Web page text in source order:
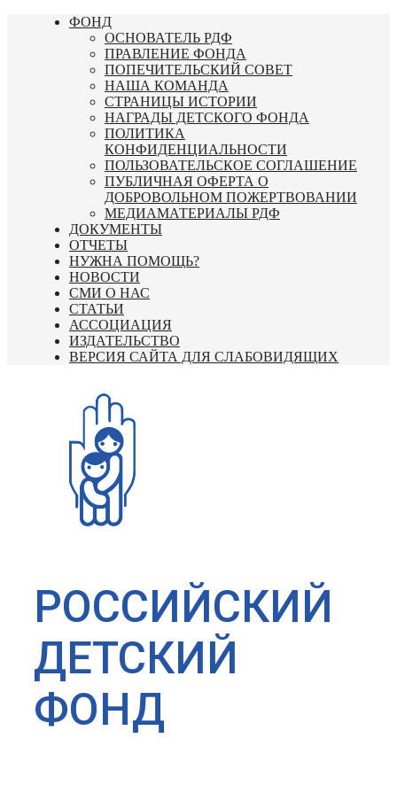
Перейти
ФОНД
ОСНОВАТЕЛЬ РДФ
ПРАВЛЕНИЕ ФОНДА
ПОПЕЧИТЕЛЬСКИЙ СОВЕТ
НАША КОМАНДА
СТРАНИЦЫ ИСТОРИИ
НАГРАДЫ ДЕТСКОГО ФОНДА
ПОЛИТИКА
КОНФИДЕНЦИАЛЬНОСТИ
ПОЛЬЗОВАТЕЛЬСКОЕ СОГЛАШЕНИЕ
ПУБЛИЧНАЯ ОФЕРТА О
ДОБРОВОЛЬНОМ ПОЖЕРТВОВАНИИ
МЕДИАМАТЕРИАЛЫ РДФ
ДОКУМЕНТЫ
ОТЧЕТЫ
НУЖНА ПОМОЩЬ?
НОВОСТИ
СМИ О НАС
СТАТЬИ
АССОЦИАЦИЯ
ИЗДАТЕЛЬСТВО
ВЕРСИЯ САЙТА ДЛЯ СЛАБОВИДЯЩИХ
РОССИЙСКИЙ
ДЕТСКИЙ
ФОНД